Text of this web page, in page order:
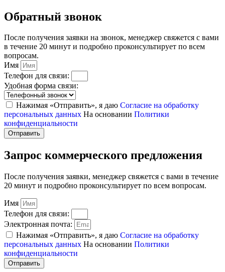
Обратный звонок
После получения заявки на звонок, менеджер свяжется с вами
в течение 20 минут и подробно проконсультирует по всем
вопросам.
Имя
Телефон для связи:
Удобная форма связи:
Нажимая «Отправить», я даю Согласие на обработку
персональных данных На основании Политики
конфиденциальности
Отправить
Запрос коммерческого предложения
После получения заявки, менеджер свяжется с вами в течение
20 минут и подробно проконсультирует по всем вопросам.
Имя
Телефон для связи:
Электронная почта:
Нажимая «Отправить», я даю Согласие на обработку
персональных данных На основании Политики
конфиденциальности
Отправить